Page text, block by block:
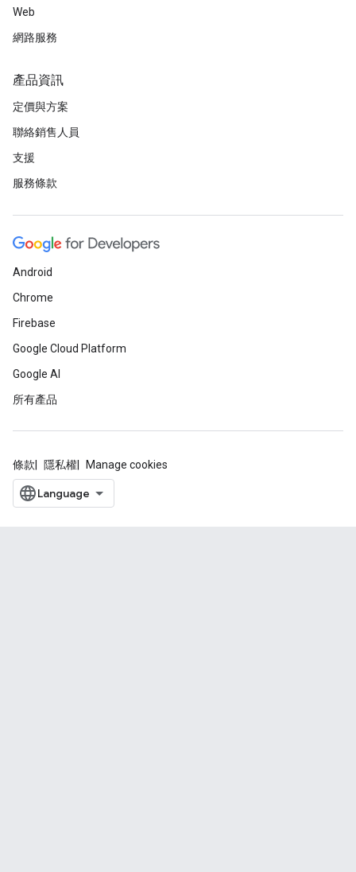
Web
網路服務
產品資訊
定價與方案
聯絡銷售人員
支援
服務條款
Android
Chrome
Firebase
Google Cloud Platform
Google AI
所有產品
條款 隱私權 Manage cookies